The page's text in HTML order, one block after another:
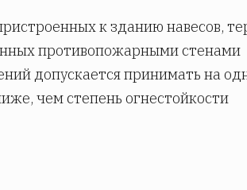
к зданию навесов,
противопожарными стенами
допускается принимать на
чем степень огнестойкости